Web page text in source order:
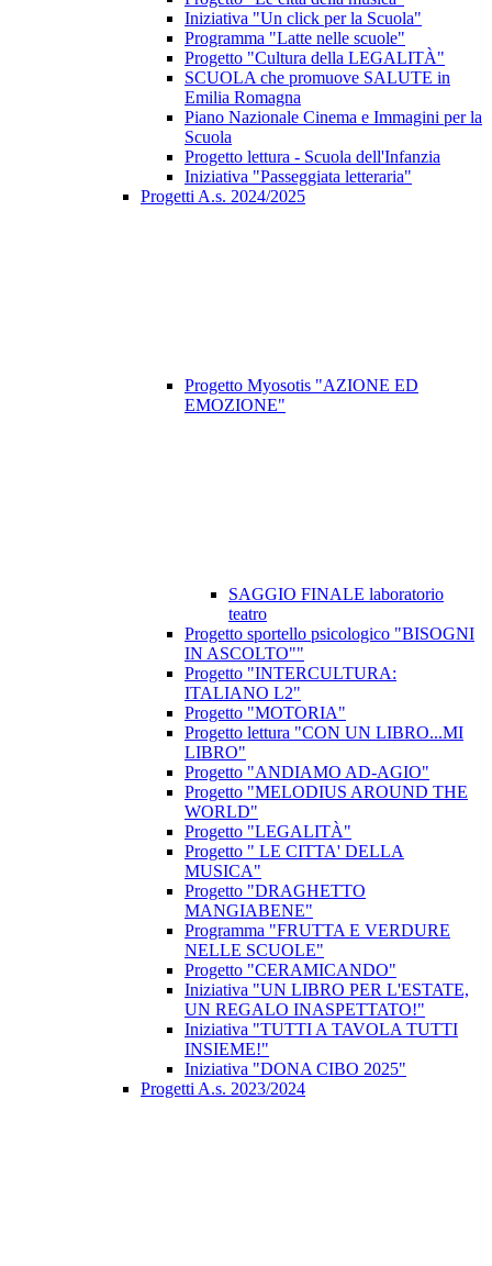
Iniziativa "Un click per la Scuola"
Programma "Latte nelle scuole"
Progetto "Cultura della LEGALITÀ"
SCUOLA che promuove SALUTE in
Emilia Romagna
Piano Nazionale Cinema e Immagini per la
Scuola
Progetto lettura - Scuola dell'Infanzia
Iniziativa "Passeggiata letteraria"
Progetti A.s. 2024/2025
Progetto Myosotis "AZIONE ED
EMOZIONE"
SAGGIO FINALE laboratorio
teatro
Progetto sportello psicologico "BISOGNI
IN ASCOLTO""
Progetto "INTERCULTURA:
ITALIANO L2"
Progetto "MOTORIA"
Progetto lettura "CON UN LIBRO...MI
LIBRO"
Progetto "ANDIAMO AD-AGIO"
Progetto "MELODIUS AROUND THE
WORLD"
Progetto "LEGALITÀ"
Progetto " LE CITTA' DELLA
MUSICA"
Progetto "DRAGHETTO
MANGIABENE"
Programma "FRUTTA E VERDURE
NELLE SCUOLE"
Progetto "CERAMICANDO"
Iniziativa "UN LIBRO PER L'ESTATE,
UN REGALO INASPETTATO!"
Iniziativa "TUTTI A TAVOLA TUTTI
INSIEME!"
Iniziativa "DONA CIBO 2025"
Progetti A.s. 2023/2024